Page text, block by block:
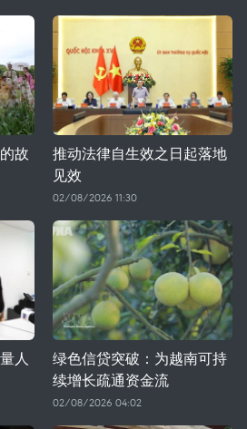
故
推动法律自生效之日起落地
见效
02/08/2026 11:30
人
绿色信贷突破：为越南可持
续增长疏通资金流
02/08/2026 04:02